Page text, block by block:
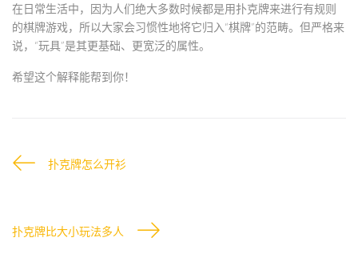
在日常生活中，因为人们绝大多数时候都是用扑克牌来进行有规则
的棋牌游戏，所以大家会习惯性地将它归入“棋牌”的范畴。但严格来
说，“玩具”是其更基础、更宽泛的属性。
希望这个解释能帮到你！
扑克牌怎么开衫
扑克牌比大小玩法多人